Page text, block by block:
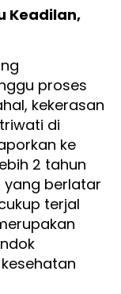
Keadilan,
proses
kekerasan
di
ke
2 tahun
yang berlatar
terjal